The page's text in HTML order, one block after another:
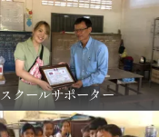
スクールサポーター